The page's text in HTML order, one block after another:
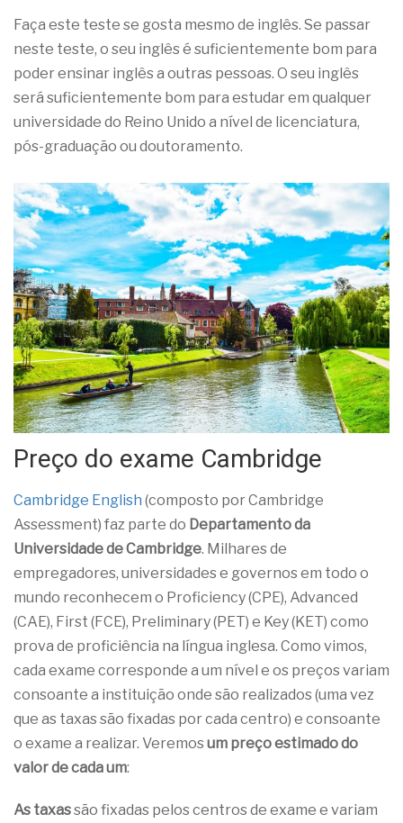
Faça este teste se gosta mesmo de inglês. Se passar
neste teste, o seu inglês é suficientemente bom para
poder ensinar inglês a outras pessoas. O seu inglês
será suficientemente bom para estudar em qualquer
universidade do Reino Unido a nível de licenciatura,
pós-graduação ou doutoramento.
Preço do exame Cambridge
Cambridge English (composto por Cambridge
Assessment) faz parte do Departamento da
Universidade de Cambridge. Milhares de
empregadores, universidades e governos em todo o
mundo reconhecem o Proficiency (CPE), Advanced
(CAE), First (FCE), Preliminary (PET) e Key (KET) como
prova de proficiência na língua inglesa. Como vimos,
cada exame corresponde a um nível e os preços variam
consoante a instituição onde são realizados (uma vez
que as taxas são fixadas por cada centro) e consoante
o exame a realizar. Veremos um preço estimado do
valor de cada um:
As taxassão fixadas pelos centros de exame e variam